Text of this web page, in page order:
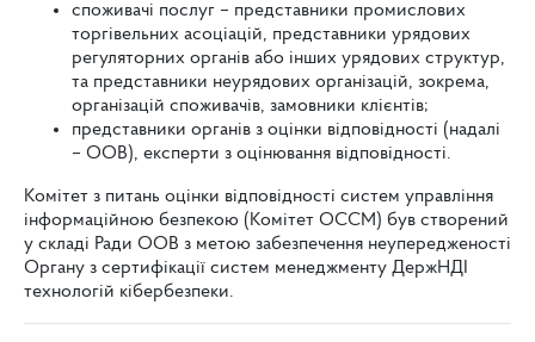
споживачі послуг – представники промислових
торгівельних асоціацій, представники урядових
регуляторних органів або інших урядових структур,
та представники неурядових організацій, зокрема,
організацій споживачів, замовники клієнтів;
представники органів з оцінки відповідності (надалі
– ООВ), експерти з оцінювання відповідності.
Комітет з питань оцінки відповідності систем управління
інформаційною безпекою (Комітет ОССМ) був створений
у складі Ради ООВ з метою забезпечення неупередженості
Органу з сертифікації систем менеджменту ДержНДІ
технологій кібербезпеки.